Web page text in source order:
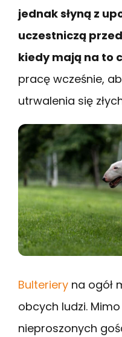
jednak słyną z
uczestniczą
kiedy mają na to
pracę wcześnie,
utrwalenia się
Bulteriery na ogół
obcych ludzi.
nieproszonych